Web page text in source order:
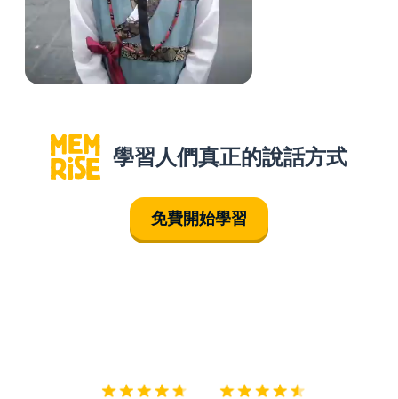
學習人們真正的說話方式
免費開始學習